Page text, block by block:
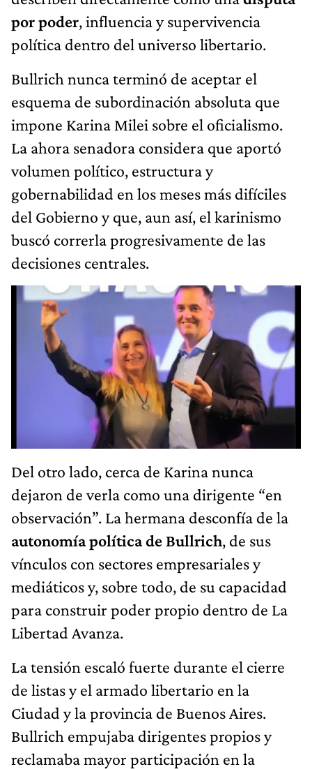
por poder, influencia y supervivencia
política dentro del universo libertario.
Bullrich nunca terminó de aceptar el
esquema de subordinación absoluta que
impone Karina Milei sobre el oficialismo.
La ahora senadora considera que aportó
volumen político, estructura y
gobernabilidad en los meses más difíciles
del Gobierno y que, aun así, el karinismo
buscó correrla progresivamente de las
decisiones centrales.
Del otro lado, cerca de Karina nunca
dejaron de verla como una dirigente “en
observación”. La hermana desconfía de la
autonomía política de Bullrich, de sus
vínculos con sectores empresariales y
mediáticos y, sobre todo, de su capacidad
para construir poder propio dentro de La
Libertad Avanza.
La tensión escaló fuerte durante el cierre
de listas y el armado libertario en la
Ciudad y la provincia de Buenos Aires.
Bullrich empujaba dirigentes propios y
reclamaba mayor participación en la